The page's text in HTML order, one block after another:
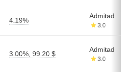
4.19%
Admitad
3.0
3.00%, 99.20 $
Admitad
3.0